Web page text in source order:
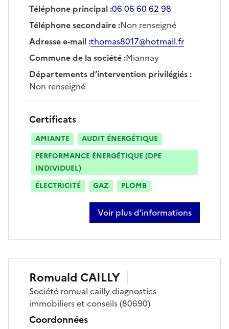
Téléphone principal:06 06 60 62 98
Téléphone secondaire:Non renseigné
Adresse e-mail:thomas8017@hotmail.fr
Commune de la société:Miannay
Départements d’intervention privilégiés:
Non renseigné
Certificats
AMIANTE
AUDIT ÉNERGÉTIQUE
PERFORMANCE ÉNERGÉTIQUE (DPE
INDIVIDUEL)
ÉLECTRICITÉ
GAZ PLOMB
Voir plus d’informations
sur thomas saint-paul
Romuald CAILLY
Société romual cailly diagnostics
immobiliers et conseils(80690)
Coordonnées